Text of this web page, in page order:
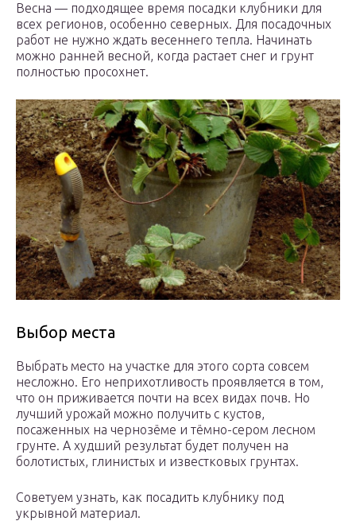
Весна — подходящее время посадки клубники для
всех регионов, особенно северных. Для посадочных
работ не нужно ждать весеннего тепла. Начинать
можно ранней весной, когда растает снег и грунт
полностью просохнет.
Выбор места
Выбрать место на участке для этого сорта совсем
несложно. Его неприхотливость проявляется в том,
что он приживается почти на всех видах почв. Но
лучший урожай можно получить с кустов,
посаженных на чернозёме и тёмно-сером лесном
грунте. А худший результат будет получен на
болотистых, глинистых и известковых грунтах.
Советуем узнать, как посадить клубнику под
укрывной материал.